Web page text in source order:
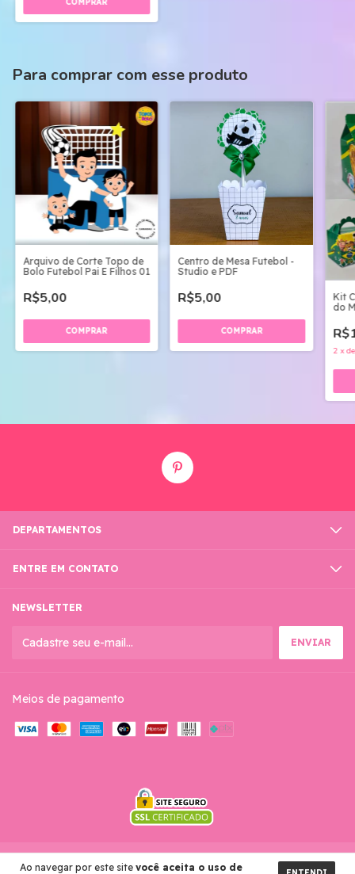
Ao navegar por este site você aceita o uso de
Para comprar com esse produto
Arquivo de Corte Topo de
Bolo Futebol Pai E Filhos 01
R$5,00
Centro de Mesa Futebol -
Studio e PDF
R$5,00
Kit
do
2 x
DEPARTAMENTOS
ENTRE EM CONTATO
NEWSLETTER
Meios de pagamento
Copyright Arquivos Digitais By Giovanna - 2026. Todos os direitos reservados.